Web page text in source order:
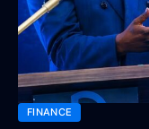
FINANCE